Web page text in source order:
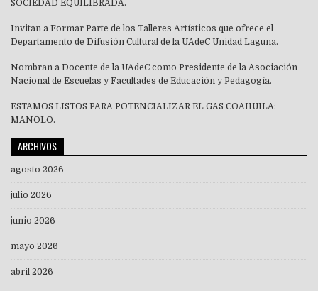
SOCIEDAD EQUILIBRADA.
Invitan a Formar Parte de los Talleres Artísticos que ofrece el
Departamento de Difusión Cultural de la UAdeC Unidad Laguna.
Nombran a Docente de la UAdeC como Presidente de la Asociación
Nacional de Escuelas y Facultades de Educación y Pedagogía.
ESTAMOS LISTOS PARA POTENCIALIZAR EL GAS COAHUILA:
MANOLO.
ARCHIVOS
agosto 2026
julio 2026
junio 2026
mayo 2026
abril 2026